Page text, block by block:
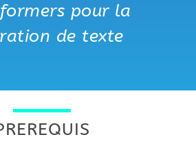
pour la
de texte